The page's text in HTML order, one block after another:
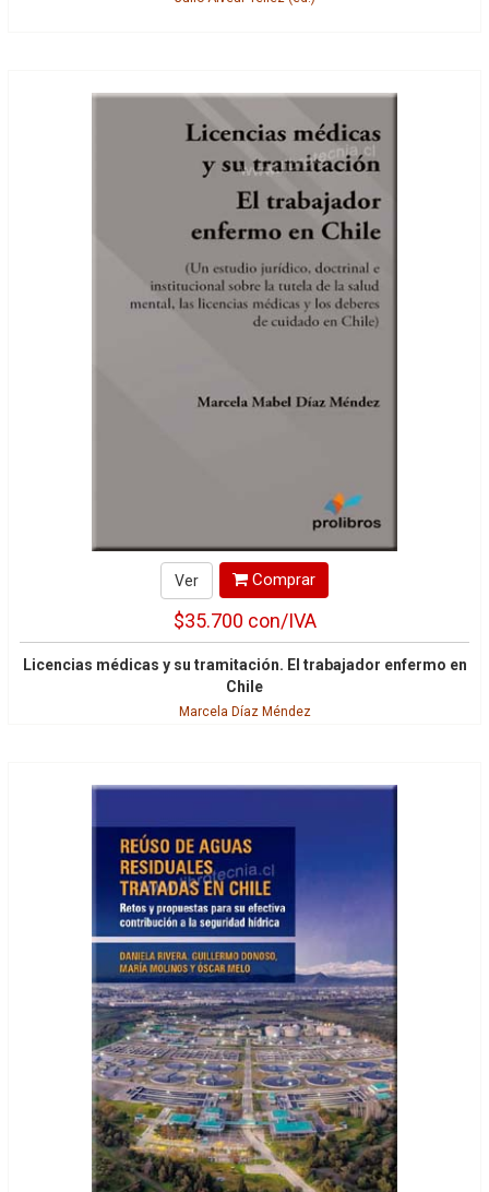
Ver Comprar
$35.700 con/IVA
Licencias médicas y su tramitación. El trabajador enfermo en
Chile
Marcela Díaz Méndez